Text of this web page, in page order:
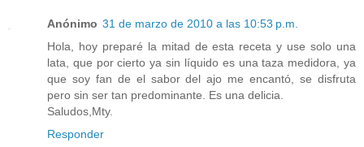
Anónimo 31 de marzo de 2010 a las 10:53 p.m.
Hola, hoy preparé la mitad de esta receta y use solo una
lata, que por cierto ya sin líquido es una taza medidora, ya
que soy fan de el sabor del ajo me encantó, se disfruta
pero sin ser tan predominante. Es una delicia.
Saludos,Mty.
Responder